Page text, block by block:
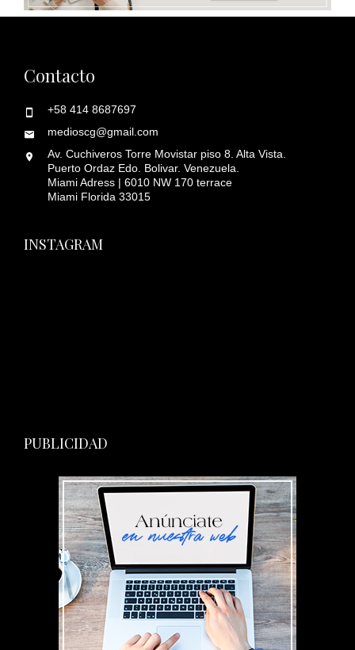
Contacto
+58 414 8687697
medioscg@gmail.com
Av. Cuchiveros Torre Movistar piso 8. Alta Vista.
Puerto Ordaz Edo. Bolivar. Venezuela.
Miami Adress | 6010 NW 170 terrace
Miami Florida 33015
INSTAGRAM
PUBLICIDAD